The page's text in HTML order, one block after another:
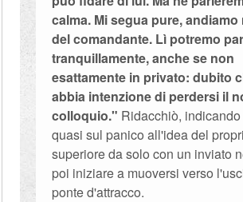
calma. Mi segua pure,
del comandante. Lì potremo
tranquillamente, anche se non
esattamente in privato: dubito
abbia intenzione di perdersi il
colloquio." Ridacchiò,
quasi sul panico all'idea del
superiore da solo con un inviato
poi iniziare a muoversi verso
ponte d'attracco.